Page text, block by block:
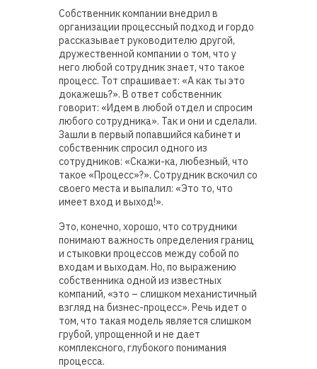
Собственник компании внедрил в
организации процессный подход и гордо
рассказывает руководителю другой,
дружественной компании о том, что у
него любой сотрудник знает, что такое
процесс. Тот спрашивает: «А как ты это
докажешь?». В ответ собственник
говорит: «Идем в любой отдел и спросим
любого сотрудника». Так и они и сделали.
Зашли в первый попавшийся кабинет и
собственник спросил одного из
сотрудников: «Скажи-ка, любезный, что
такое «Процесс»?». Сотрудник вскочил со
своего места и выпалил: «Это то, что
имеет вход и выход!».
Это, конечно, хорошо, что сотрудники
понимают важность определения границ
и стыковки процессов между собой по
входам и выходам. Но, по выражению
собственника одной из известных
компаний, «это – слишком механистичный
взгляд на бизнес-процесс». Речь идет о
том, что такая модель является слишком
грубой, упрощенной и не дает
комплексного, глубокого понимания
процесса.